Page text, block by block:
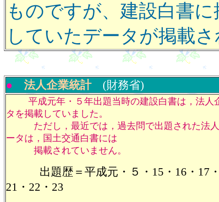
ものですが、建設白書に
していたデータが掲載
● 法人企業統計 (財務省)
平成元年・５年出題当時の建設白書は，法人
タを掲載していました。
ただし，最近では，過去問で出題された法人
ータは，国土交通白書には
掲載されていません。
出題歴＝平成元・５・15・16・17・
21・22・23